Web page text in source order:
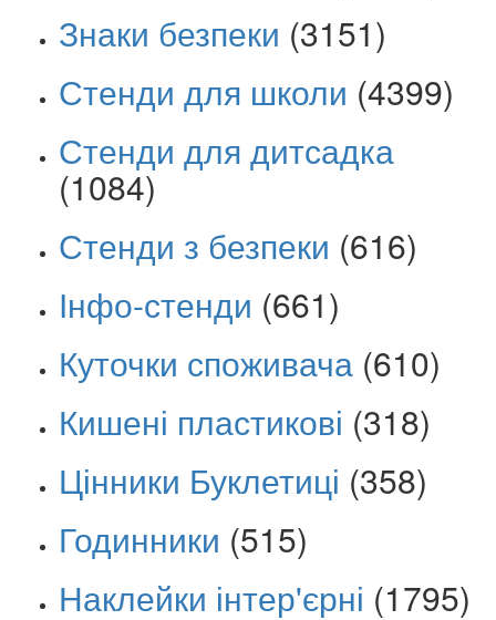
Знаки безпеки (3151)
Стенди для школи (4399)
Стенди для дитсадка
(1084)
Стенди з безпеки (616)
Інфо-стенди (661)
Куточки споживача (610)
Кишені пластикові (318)
Цінники Буклетиці (358)
Годинники (515)
Наклейки інтер'єрні (1795)